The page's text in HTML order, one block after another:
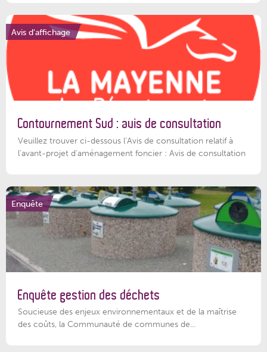
Avis d'affichage
Contournement Sud : avis de consultation
Veuillez trouver ci-dessous l’Avis de consultation relatif à
l'avant-projet d'aménagement foncier : Avis de consultation
Enquête
Enquête gestion des déchets
Soucieuse des enjeux environnementaux et de la maîtrise
des coûts, la Communauté de communes de...